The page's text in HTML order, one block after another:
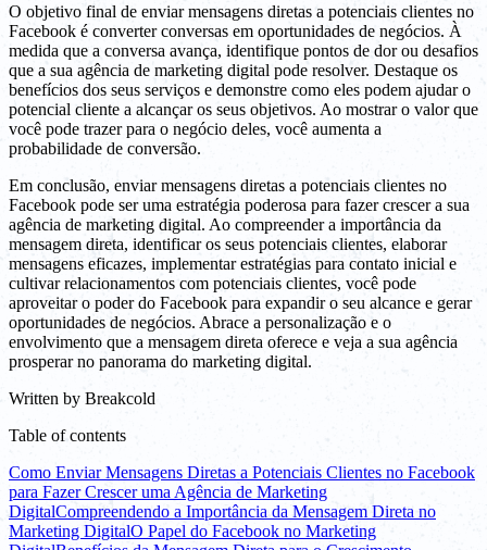
O objetivo final de enviar mensagens diretas a potenciais clientes no
Facebook é converter conversas em oportunidades de negócios. À
medida que a conversa avança, identifique pontos de dor ou desafios
que a sua agência de marketing digital pode resolver. Destaque os
benefícios dos seus serviços e demonstre como eles podem ajudar o
potencial cliente a alcançar os seus objetivos. Ao mostrar o valor que
você pode trazer para o negócio deles, você aumenta a
probabilidade de conversão.
Em conclusão, enviar mensagens diretas a potenciais clientes no
Facebook pode ser uma estratégia poderosa para fazer crescer a sua
agência de marketing digital. Ao compreender a importância da
mensagem direta, identificar os seus potenciais clientes, elaborar
mensagens eficazes, implementar estratégias para contato inicial e
cultivar relacionamentos com potenciais clientes, você pode
aproveitar o poder do Facebook para expandir o seu alcance e gerar
oportunidades de negócios. Abrace a personalização e o
envolvimento que a mensagem direta oferece e veja a sua agência
prosperar no panorama do marketing digital.
Written by Breakcold
Table of contents
Como Enviar Mensagens Diretas a Potenciais Clientes no Facebook
para Fazer Crescer uma Agência de Marketing
DigitalCompreendendo a Importância da Mensagem Direta no
Marketing DigitalO Papel do Facebook no Marketing